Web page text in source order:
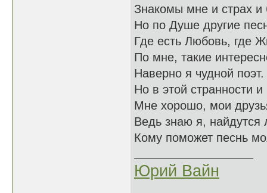
Знакомы мне и страх и
Но по Душе другие
Где есть Любовь, где
По мне, такие
Наверно я чудной поэт.
Но в этой странности и
Мне хорошо, мои
Ведь знаю я, найдутся
Кому поможет песнь
Юрий Вайн